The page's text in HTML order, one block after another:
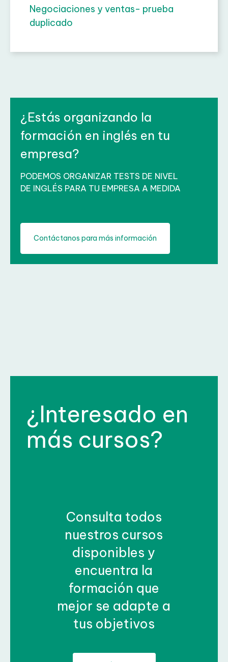
duplicado
¿Estás organizando la
formación en inglés en tu
empresa?
DE INGLÉS PARA TU EMPRESA A MEDIDA
¿Interesado en
más cursos?
Consulta todos
nuestros cursos
disponibles y
encuentra la
formación que
mejor se adapte a
tus objetivos